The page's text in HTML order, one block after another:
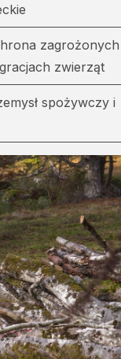
zagrożonych
zwierząt
spożywczy i